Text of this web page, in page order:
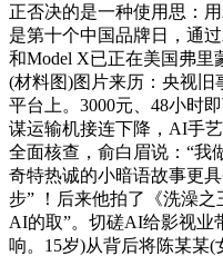
正否决的是一种使用思：
是第十个中国品牌日，通
和Model X已正在美国弗里
(材料图)图片来历：央视旧
平台上。3000元、48小时
谋运输机接连下降，AI手
全面核查，俞白眉说：“我
奇特热诚的小暗语故事更
步” ！后来他拍了《洗澡
AI的取”。切磋AI给影视业
响。15岁)从背后将陈某某